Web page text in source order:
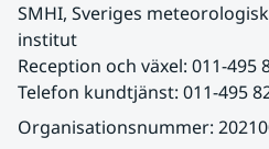
SMHI, Sveriges
institut
Reception och växel: 011-495
Telefon kundtjänst: 011-495
Organisationsnummer: